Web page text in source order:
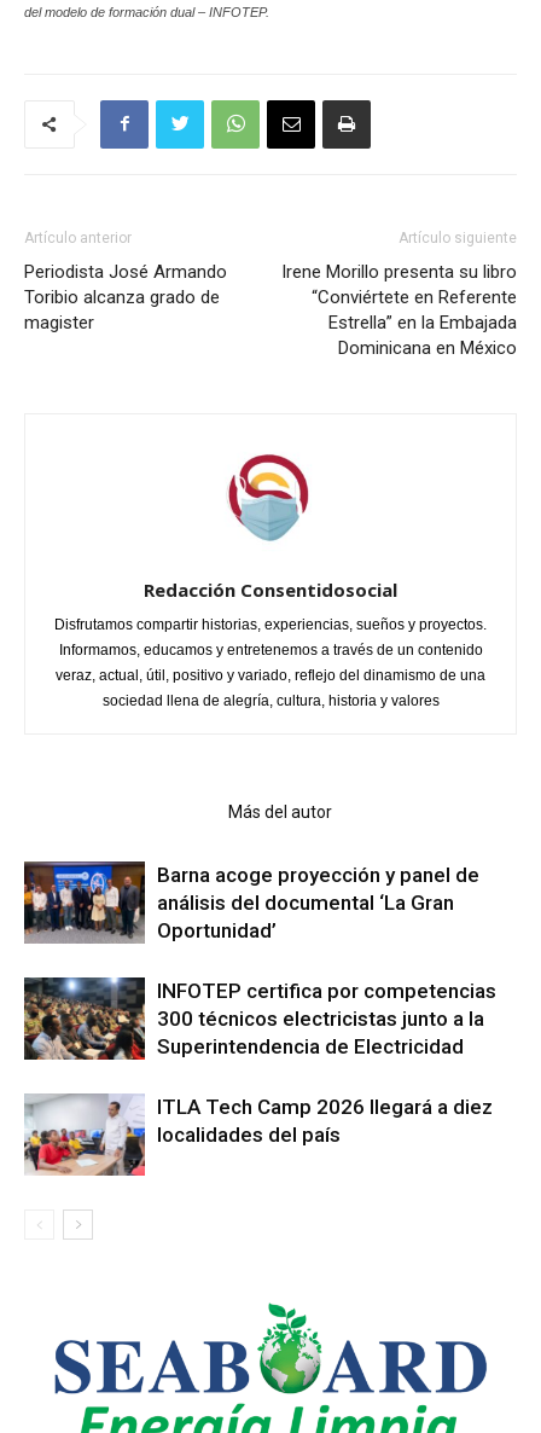
del modelo de formación dual – INFOTEP.
Artículo anterior
Periodista José Armando
Toribio alcanza grado de
magister
Artículo siguiente
Irene Morillo presenta su libro
“Conviértete en Referente
Estrella” en la Embajada
Dominicana en México
Redacción Consentidosocial
Disfrutamos compartir historias, experiencias, sueños y proyectos.
Informamos, educamos y entretenemos a través de un contenido
veraz, actual, útil, positivo y variado, reflejo del dinamismo de una
sociedad llena de alegría, cultura, historia y valores
Más del autor
Barna acoge proyección y panel de
análisis del documental ‘La Gran
Oportunidad’
INFOTEP certifica por competencias
300 técnicos electricistas junto a la
Superintendencia de Electricidad
ITLA Tech Camp 2026 llegará a diez
localidades del país